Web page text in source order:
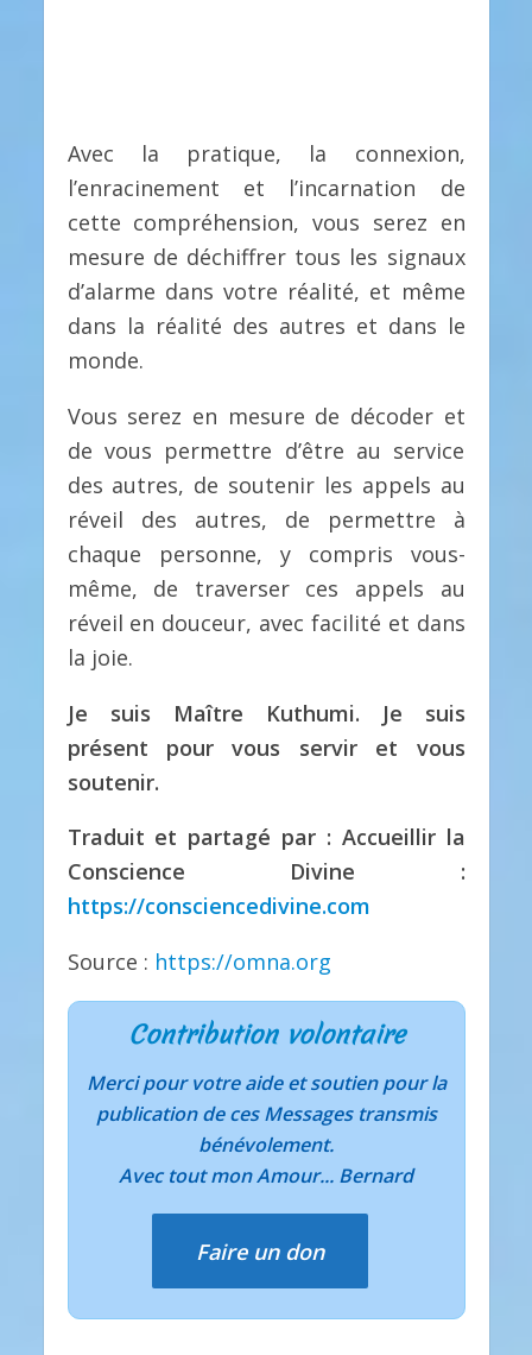
Avec la pratique, la connexion,
l’enracinement et l’incarnation de
cette compréhension, vous serez en
mesure de déchiffrer tous les signaux
d’alarme dans votre réalité, et même
dans la réalité des autres et dans le
monde.
Vous serez en mesure de décoder et
de vous permettre d’être au service
des autres, de soutenir les appels au
réveil des autres, de permettre à
chaque personne, y compris vous-
même, de traverser ces appels au
réveil en douceur, avec facilité et dans
la joie.
Je suis Maître Kuthumi. Je suis
présent pour vous servir et vous
soutenir.
Traduit et partagé par : Accueillir la
Conscience Divine :
https://consciencedivine.com
Source : https://omna.org
Contribution volontaire
Merci pour votre aide et soutien pour la
publication de ces Messages transmis
bénévolement.
Avec tout mon Amour... Bernard
Faire un don